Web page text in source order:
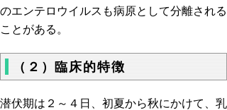
のエンテロウイルスも病原として分離される
ことがある。
（２）臨床的特徴
潜伏期は２～４日、初夏から秋にかけて、乳